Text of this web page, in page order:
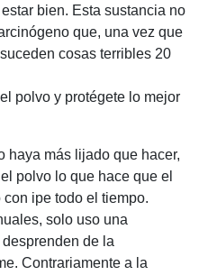
bien. Esta sustancia no
que, una vez que
cosas terribles 20
polvo y protégete lo mejor
haya más lijado que hacer,
polvo lo que hace que el
ipe todo el tiempo.
solo uso una
de la
Contrariamente a la